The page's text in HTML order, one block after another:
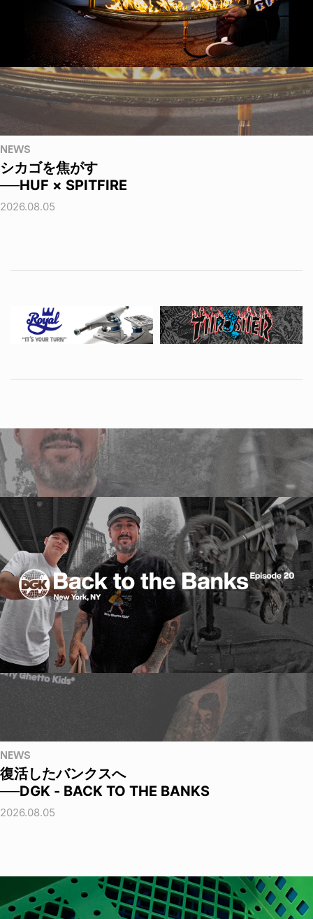
NEWS
シカゴを焦がす
──HUF × SPITFIRE
2026.08.05
NEWS
復活したバンクスへ
──DGK - BACK TO THE BANKS
2026.08.05